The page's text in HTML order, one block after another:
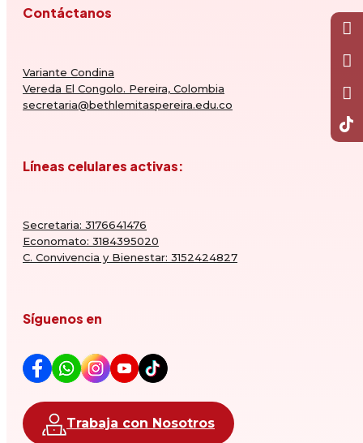
Contáctanos
Variante Condina
Vereda El Congolo. Pereira, Colombia
secretaria@bethlemitaspereira.edu.co
Líneas celulares activas:
Secretaria: 3176641476
Economato: 3184395020
C. Convivencia y Bienestar: 3152424827
Síguenos en
Trabaja con Nosotros